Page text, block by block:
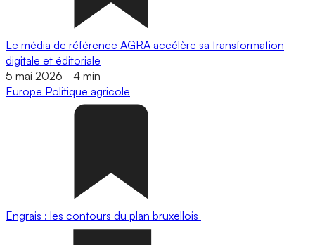
Le média de référence AGRA accélère sa transformation
digitale et éditoriale
5 mai 2026 - 4 min
Europe Politique agricole
Engrais : les contours du plan bruxellois